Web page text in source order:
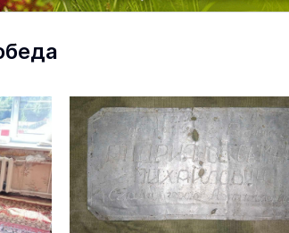
Интервью
В Йошкар-Оле ночью из горящего
Происшествия Сегодня